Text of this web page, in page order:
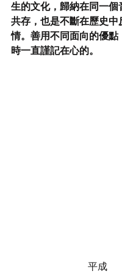
生的文化，歸納在同一個
共存，也是不斷在歷史中
情。善用不同面向的優點
時一直謹記在心的。
平成